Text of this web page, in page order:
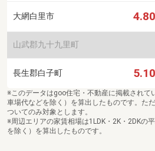
大網白里市 4.80
山武郡九十九里町
長生郡白子町 5.10
※このデータはgoo住宅・不動産に掲載されて
車場代などを除く）を算出したものです。た
ついてのみ対象とします。
※周辺エリアの家賃相場は1LDK・2K・2DKの
を除く）を算出したものです。